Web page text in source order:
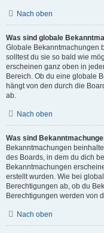
Nach oben
Was sind globale
Globale Bekanntmachungen
solltest du sie so bald wie
erscheinen ganz oben in
Bereich. Ob du eine globale
hängt von den durch die
ab.
Nach oben
Was sind
Bekanntmachungen
des Boards, in dem du dich
Bekanntmachungen
erstellt wurden. Wie bei
Berechtigungen ab, ob du
Berechtigungen werden von
Nach oben